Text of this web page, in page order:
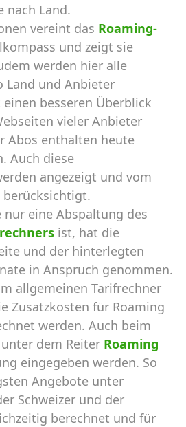
nach Land.
vereint das Roaming-
und zeigt sie
werden hier alle
Land und Anbieter
besseren Überblick
vieler Anbieter
Abos enthalten heute
Auch diese
angezeigt und vom
berücksichtigt.
nur eine Abspaltung des
ist, hat die
und der hinterlegten
in Anspruch genommen.
allgemeinen Tarifrechner
Zusatzkosten für Roaming
werden. Auch beim
dem Reiter Roaming
eingegeben werden. So
Angebote unter
Schweizer und der
berechnet und für